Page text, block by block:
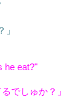
」
he eat?"
でしゅか？」